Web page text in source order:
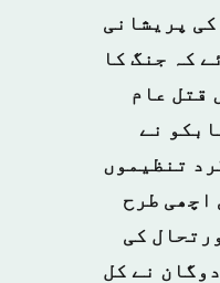
پریشانی
کہ جنگ کا
قتل عام
نے
تنظیموں
اچھی طرح
کی
نے کل